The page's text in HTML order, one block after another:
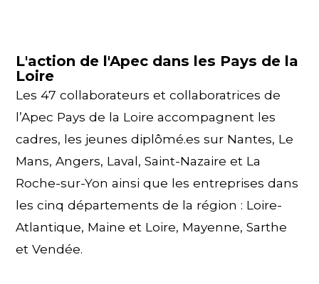
L'action de l'Apec dans les Pays de la
Loire
Les 47 collaborateurs et collaboratrices de
l’Apec Pays de la Loire accompagnent les
cadres, les jeunes diplômé.es sur Nantes, Le
Mans, Angers, Laval, Saint-Nazaire et La
Roche-sur-Yon ainsi que les entreprises dans
les cinq départements de la région : Loire-
Atlantique, Maine et Loire, Mayenne, Sarthe
et Vendée.